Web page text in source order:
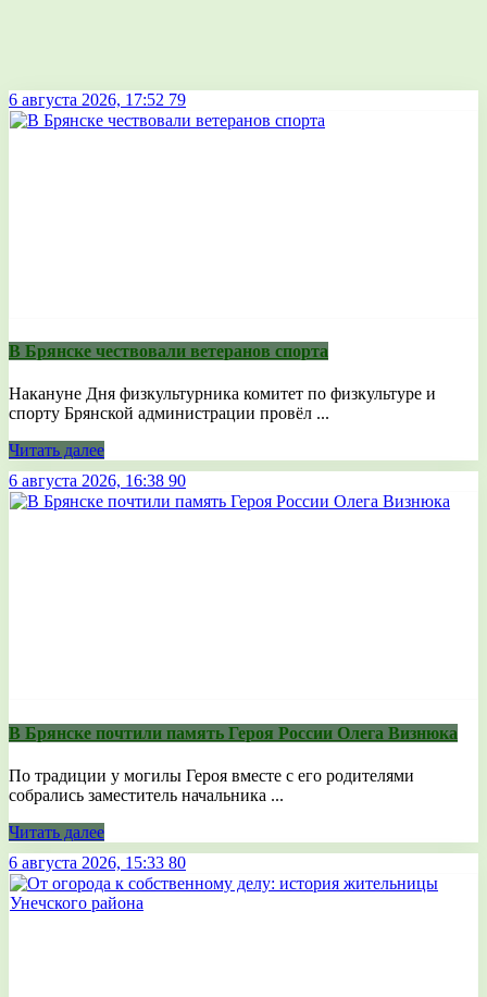
6 августа 2026, 17:52 79
В Брянске чествовали ветеранов спорта
Накануне Дня физкультурника комитет по физкультуре и
спорту Брянской администрации провёл ...
Читать далее
6 августа 2026, 16:38 90
В Брянске почтили память Героя России Олега Визнюка
По традиции у могилы Героя вместе с его родителями
собрались заместитель начальника ...
Читать далее
6 августа 2026, 15:33 80